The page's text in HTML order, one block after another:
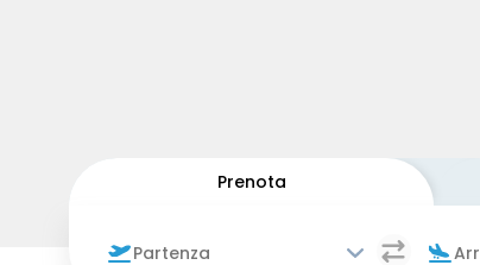
Prenota